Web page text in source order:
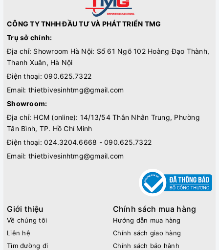
CÔNG TY TNHH ĐẦU TƯ VÀ PHÁT TRIỂN TMG
Trụ sở chính:
Địa chỉ: Showroom Hà Nội: Số 61 Ngõ 102 Hoàng Đạo Thành,
Thanh Xuân, Hà Nội
Điện thoại: 090.625.7322
Email: thietbivesinhtmg@gmail.com
Showroom:
Địa chỉ: HCM (online): 14/13/54 Thân Nhân Trung, Phường
Tân Bình, TP. Hồ Chí Minh
Điện thoại: 024.3204.6668 - 090.625.7322
Email: thietbivesinhtmg@gmail.com
Giới thiệu
Về chúng tôi
Liên hệ
Tìm đường đi
Chính sách mua hàng
Hướng dẫn mua hàng
Chính sách giao hàng
Chính sách bảo hành